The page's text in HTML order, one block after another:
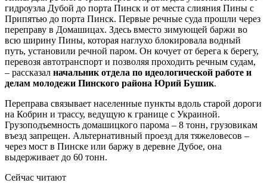
гидроузла Дубой до порта Пинск и от места слияния Пины с
Припятью до порта Пинск. Первые речные суда прошли через
переправу в Домашицах. Здесь вместо зимующей баржи во
всю ширину Пины, которая наглухо блокировала водный
путь, установили речной паром. Он кочует от берега к берегу,
перевозя автотранспорт и позволяя проходить речным судам,
– рассказал начальник отдела по идеологической работе и
делам молодежи Пинского района Юрий Бушик.
Переправа связывает населенные пункты вдоль старой дороги
на Кобрин и трассу, ведущую к границе с Украиной.
Грузоподъемность домашицкого парома – 8 тонн, грузовикам
въезд запрещен. Альтернативный проезд для тяжеловесов –
через мост в Пинске или баржу в деревне Дубое, она
выдерживает до 60 тонн.
Сейчас читают